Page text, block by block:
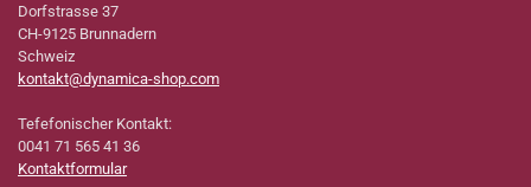
Dorfstrasse 37
CH-9125 Brunnadern
Schweiz
kontakt@dynamica-shop.com
Tefefonischer Kontakt:
0041 71 565 41 36
Kontaktformular